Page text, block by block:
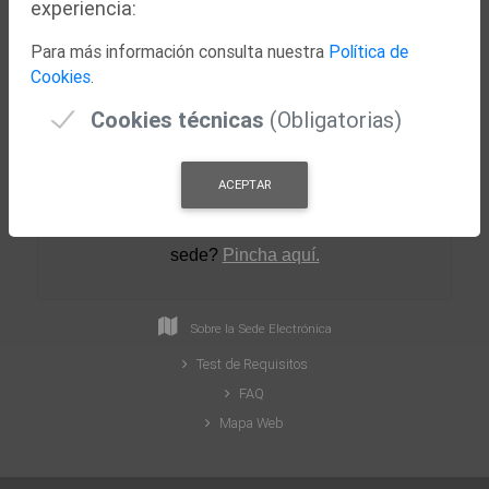
sede? Pincha aquí.
Sobre la Sede Electrónica
Test de Requisitos
FAQ
Mapa Web
experiencia:
Para más información consulta nuestra Política de
Cookies.
Cookies técnicas (Obligatorias)
ACEPTAR